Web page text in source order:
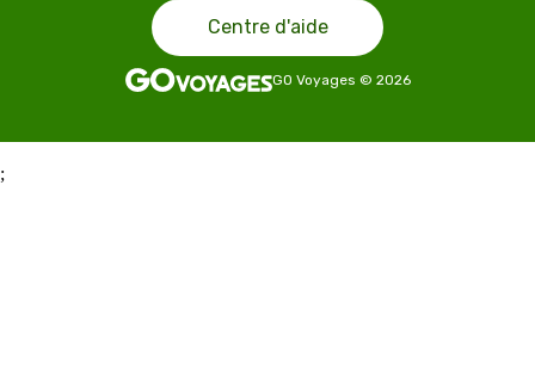
Centre d'aide
GO Voyages © 2026
;